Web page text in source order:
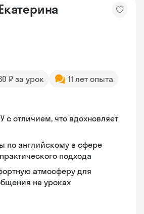
₽ за урок
11 лет опыта
с отличием, что вдохновляет
по английскому в сфере
подхода
атмосферу для
на уроках